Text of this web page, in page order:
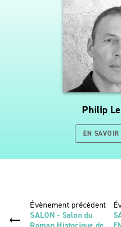
Philip
EN
Évènement précédent
SALON - Salon du